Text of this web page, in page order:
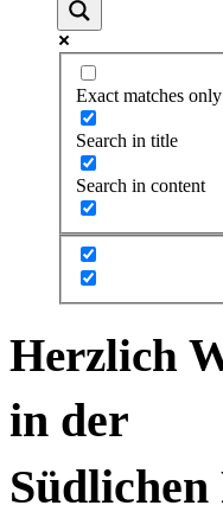
Exact matches only
Search in title
Search in content
Herzlich
in der